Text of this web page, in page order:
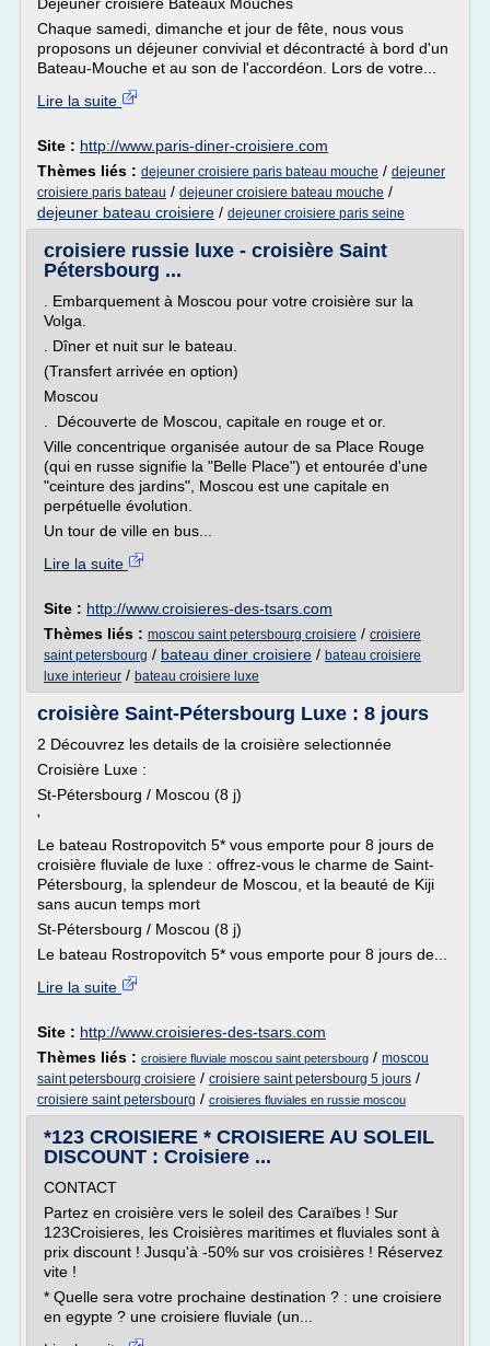
Chaque samedi, dimanche et jour de fête, nous vous
proposons un déjeuner convivial et décontracté à bord d'un
Bateau-Mouche et au son de l'accordéon. Lors de votre...
Lire la suite
Site : http://www.paris-diner-croisiere.com
Thèmes liés : dejeuner croisiere paris bateau mouche / dejeuner
croisiere paris bateau / dejeuner croisiere bateau mouche /
dejeuner bateau croisiere / dejeuner croisiere paris seine
croisiere russie luxe - croisière Saint
Pétersbourg ...
. Embarquement à Moscou pour votre croisière sur la
Volga.
. Dîner et nuit sur le bateau.
(Transfert arrivée en option)
Moscou
. Découverte de Moscou, capitale en rouge et or.
Ville concentrique organisée autour de sa Place Rouge
(qui en russe signifie la "Belle Place") et entourée d'une
"ceinture des jardins", Moscou est une capitale en
perpétuelle évolution.
Un tour de ville en bus...
Lire la suite
Site : http://www.croisieres-des-tsars.com
Thèmes liés : moscou saint petersbourg croisiere / croisiere
saint petersbourg / bateau diner croisiere / bateau croisiere
luxe interieur / bateau croisiere luxe
croisière Saint-Pétersbourg Luxe : 8 jours
2 Découvrez les details de la croisière selectionnée
Croisière Luxe :
St-Pétersbourg / Moscou (8 j)
'
Le bateau Rostropovitch 5* vous emporte pour 8 jours de
croisière fluviale de luxe : offrez-vous le charme de Saint-
Pétersbourg, la splendeur de Moscou, et la beauté de Kiji
sans aucun temps mort
St-Pétersbourg / Moscou (8 j)
Le bateau Rostropovitch 5* vous emporte pour 8 jours de...
Lire la suite
Site : http://www.croisieres-des-tsars.com
Thèmes liés : croisiere fluviale moscou saint petersbourg / moscou
saint petersbourg croisiere / croisiere saint petersbourg 5 jours /
croisiere saint petersbourg / croisieres fluviales en russie moscou
*123 CROISIERE * CROISIERE AU SOLEIL
DISCOUNT : Croisiere ...
CONTACT
Partez en croisière vers le soleil des Caraïbes ! Sur
123Croisieres, les Croisières maritimes et fluviales sont à
prix discount ! Jusqu'à -50% sur vos croisières ! Réservez
vite !
* Quelle sera votre prochaine destination ? : une croisiere
en egypte ? une croisiere fluviale (un...